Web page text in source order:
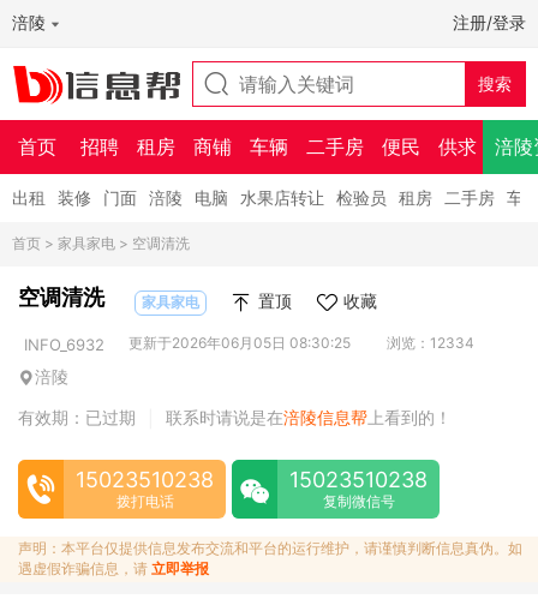
涪陵 注册/登录
首页 招聘 租房 商铺 车辆 二手房 便民 供求 涪陵
出租 装修 门面 涪陵 电脑 水果店转让 检验员 租房 二手房 车
首页 > 家具家电 > 空调清洗
空调清洗 家具家电 置顶 收藏
INFO_6932 更新于2026年06月05日 08:30:25 浏览：12334
涪陵
有效期：已过期
联系时请说是在涪陵信息帮 上看到的！
15023510238
拨打电话
15023510238
复制微信号
声明：本平台仅提供信息发布交流和平台的运行维护，请谨慎判断信息真伪。如
遇虚假诈骗信息，请 立即举报